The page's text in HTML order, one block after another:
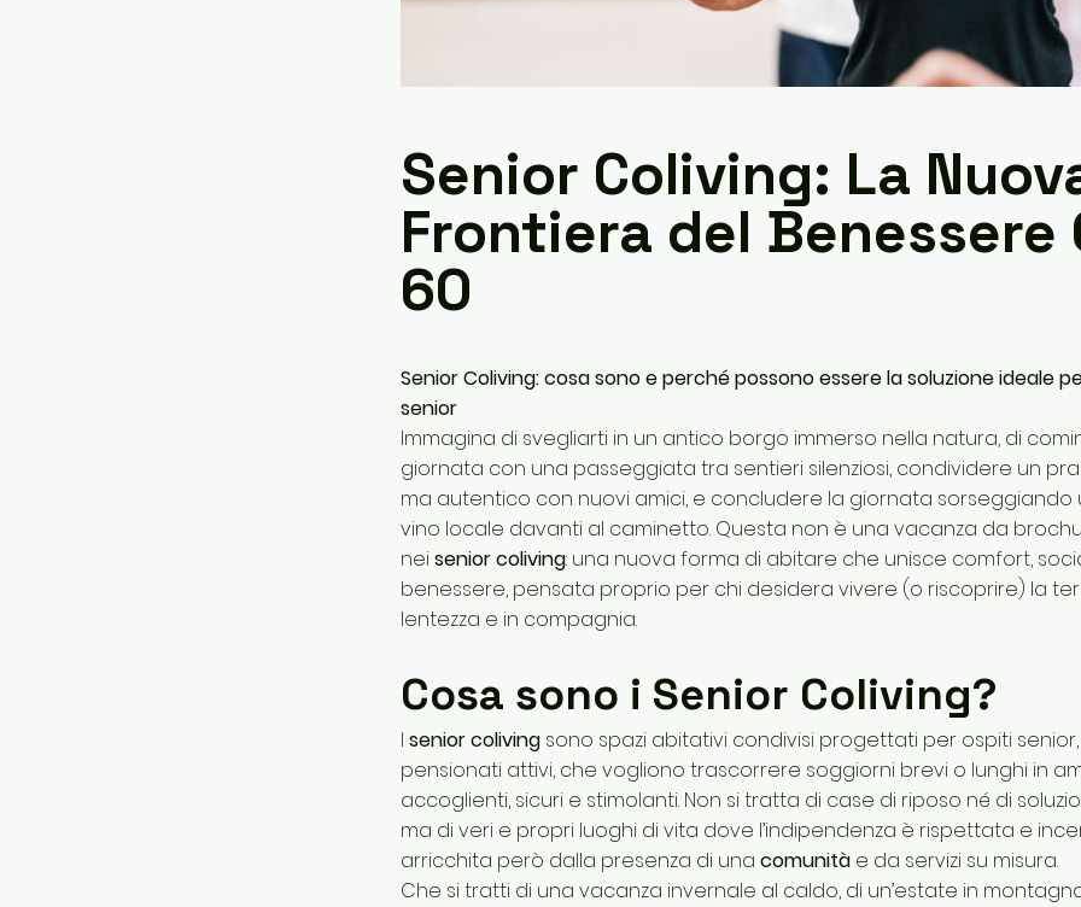
Senior Coliving: La
Frontiera del Benessere
60
Senior Coliving: cosa sono e perché possono essere la soluzione ideale
senior
Immagina di svegliarti in un antico borgo immerso nella natura, di
giornata con una passeggiata tra sentieri silenziosi, condividere un
ma autentico con nuovi amici, e concludere la giornata sorseggiando
vino locale davanti al caminetto. Questa non è una vacanza da
neisenior coliving: una nuova forma di abitare che unisce comfort,
benessere, pensata proprio per chi desidera vivere (o riscoprire) la
lentezza e in compagnia.
Cosa sono i Senior Coliving?
I senior coliving sono spazi abitativi condivisi progettati per ospiti
pensionati attivi, che vogliono trascorrere soggiorni brevi o lunghi in
accoglienti, sicuri e stimolanti. Non si tratta di case di riposo né di
ma di veri e propri luoghi di vita dove l’indipendenza è rispettata e
arricchita però dalla presenza di una comunità e da servizi su misura.
Che si tratti di una vacanza invernale al caldo, di un’estate in